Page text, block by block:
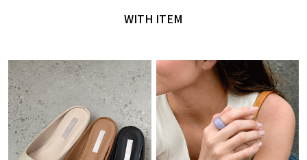
WITH ITEM